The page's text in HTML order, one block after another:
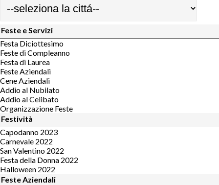
Feste e Servizi
Festa Diciottesimo
Feste di Compleanno
Festa di Laurea
Feste Aziendali
Cene Aziendali
Addio al Nubilato
Addio al Celibato
Organizzazione Feste
Festività
Capodanno 2023
Carnevale 2022
San Valentino 2022
Festa della Donna 2022
Halloween 2022
Feste Aziendali